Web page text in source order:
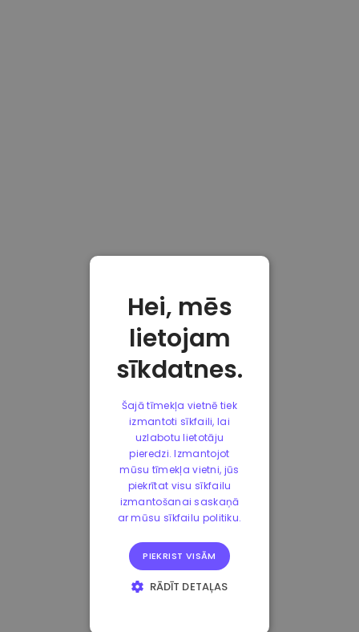
Hei, mēs
lietojam
sīkdatnes.
Šajā tīmekļa vietnē tiek
izmantoti sīkfaili, lai
uzlabotu lietotāju
pieredzi. Izmantojot
mūsu tīmekļa vietni, jūs
piekrītat visu sīkfailu
izmantošanai saskaņā
ar mūsu sīkfailu politiku.
PIEKRIST VISĀM
RĀDĪT DETAĻAS